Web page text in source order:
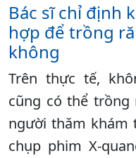
Bác sĩ chỉ định
hợp để trồng
không
Trên thực tế,
cũng có thể trồng
người thăm khám
chụp phim X-